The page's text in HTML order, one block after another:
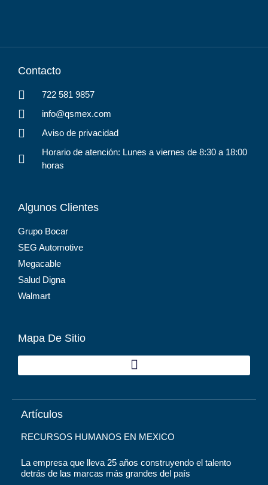
Contacto
722 581 9857
info@qsmex.com
Aviso de privacidad
Horario de atención: Lunes a viernes de 8:30 a 18:00
horas
Algunos Clientes
Grupo Bocar
SEG Automotive
Megacable
Salud Digna
Walmart
Mapa De Sitio
Artículos
RECURSOS HUMANOS EN MEXICO
La empresa que lleva 25 años construyendo el talento
detrás de las marcas más grandes del país